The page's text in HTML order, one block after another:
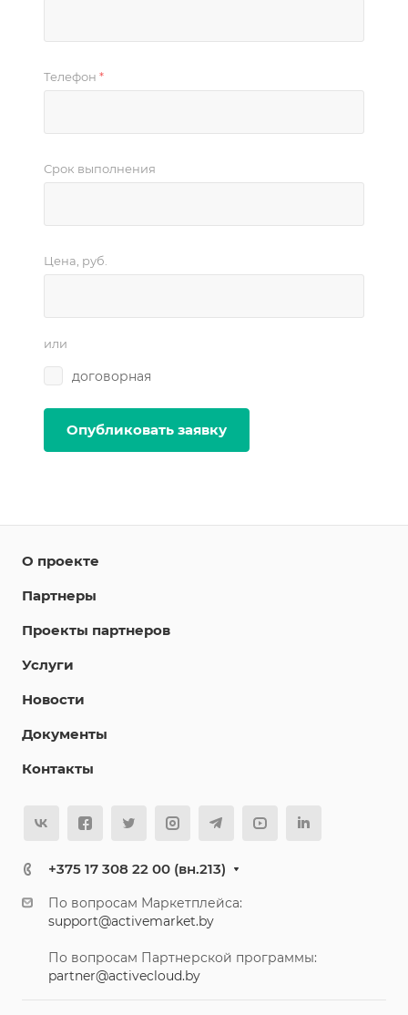
Телефон *
Срок выполнения
Цена, руб.
или
договорная
О проекте
Партнеры
Проекты партнеров
Услуги
Новости
Документы
Контакты
+375 17 308 22 00 (вн.213)
По вопросам Маркетплейса:
support@activemarket.by
По вопросам Партнерской программы:
partner@activecloud.by